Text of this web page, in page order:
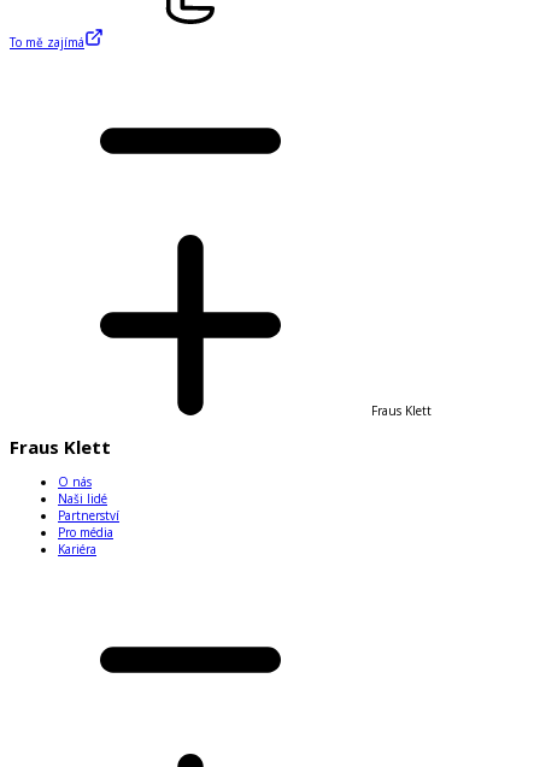
To mě zajímá
Fraus Klett
Fraus Klett
O nás
Naši lidé
Partnerství
Pro média
Kariéra